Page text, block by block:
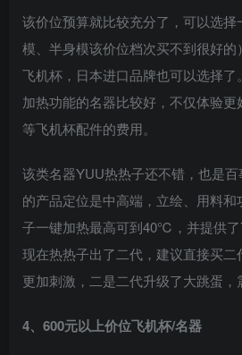
该价位预算就比较充分了，可以选择
模、半身模该价位档次买不到很好
飞机杯，日本进口品牌也可以选择了
加热功能的名器比较好，不仅体验
等飞机杯配件的费用。
该类名器YUU热热子还不错，也是
的产品定位是中高端，立绘、用料
子一键加热最高可到40℃，并提供了
现在热热子出了二代，建议直接买
更加刺激，二是二代升级了大跳蛋，
4、600元以上价位飞机杯/名器